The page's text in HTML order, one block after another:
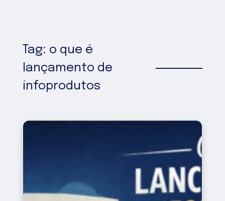
Tag: o que é
lançamento de
infoprodutos